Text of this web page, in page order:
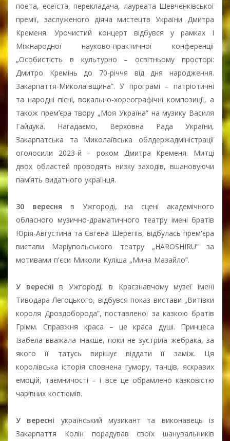
поета, есеїста, перекладача, лауреата Шевченківської
премії, заслуженого діяча мистецтв України Дмитра
Кременя. Урочистий концерт відбувся у рамках І
Міжнародної науково-практичної конференції
„Особистість в культурно – освітньому просторі:
Дмитро Кремінь до 70-річчя від дня народження.
Закарпаття-Миколаївщина”. У програмі – патріотичні
та народні пісні, вокально-хореографічні композиції, а
також премʼєра твору „Моя Україна” на музику Василя
Гайдука. Нагадаємо, Верховна Рада України,
Закарпатська та Миколаївська облдержадміністрації
оголосили 2023-й – роком Дмитра Кременя. Митці
двох областей проводять низку заходів, вшановуючи
пам’ять видатного українця.
30 вересня в Ужгороді, на сцені академічного
обласного музично-драматичного театру імені братів
Юрія-Августина та Євгена Шерегіїв, відбулась прем'єра
вистави Маріупольського театру „HAROSHIRU” за
мотивами п'єси Миколи Куліша „Мина Мазайло”.
У вересні в Ужгороді, в Краєзнавчому музеї імені
Тиводара Легоцького, відбувся показ вистави „Витівки
короля Дроздоборода”, поставленої за казкою братів
Грімм. Справжня краса – це краса душі. Принцеса
Ізабела вважала інакше, поки не зустріла жебрака, за
якого її татусь вирішує віддати її заміж. Ця
королівська історія сповнена гумору, танців, яскравих
емоцій, таємничості – і все це обрамлено казковістю
чарівних костюмів.
У вересні український музикант та виконавець із
Закарпаття Колін порадував своїх шанувальників